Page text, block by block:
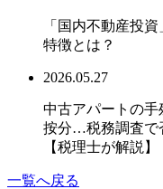
「国内不動産投
特徴とは？
2026.05.27
中古アパートの
按分…税務調査で
【税理士が解説】
一覧へ戻る